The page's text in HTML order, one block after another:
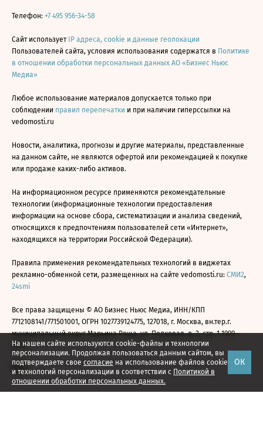
На нашем сайте используются cookie-файлы и технологии
персонализации. Продолжая пользоваться данным сайтом, вы
подтверждаете свое согласие на использование файлов cookie
и технологий персонализации в соответствии с Политикой в
отношении обработки персональных данных.
ОК
Телефон: +7 495 956-34-58
Сайт использует IP адреса, cookie и данные геолокации
Пользователей сайта, условия использования содержатся в Политике
в отношении обработки персональных данных АО «Бизнес Ньюс
Медиа»
Любое использование материалов допускается только при
соблюдении правил перепечатки и при наличии гиперссылки на
vedomosti.ru
Новости, аналитика, прогнозы и другие материалы, представленные
на данном сайте, не являются офертой или рекомендацией к покупке
или продаже каких-либо активов.
На информационном ресурсе применяются рекомендательные
технологии (информационные технологии предоставления
информации на основе сбора, систематизации и анализа сведений,
относящихся к предпочтениям пользователей сети «Интернет»,
находящихся на территории Российской Федерации).
Правила применения рекомендательных технологий в виджетах
рекламно-обменной сети, размещенных на сайте vedomosti.ru: СМИ2,
24smi
Все права защищены © АО Бизнес Ньюс Медиа, ИНН/КПП
7712108141/771501001, ОГРН 1027739124775, 127018, г. Москва, вн.тер.г.
муниципальный округ Марьина Роща, ул. Полковая, д. 3, стр. 1 1999—
2026